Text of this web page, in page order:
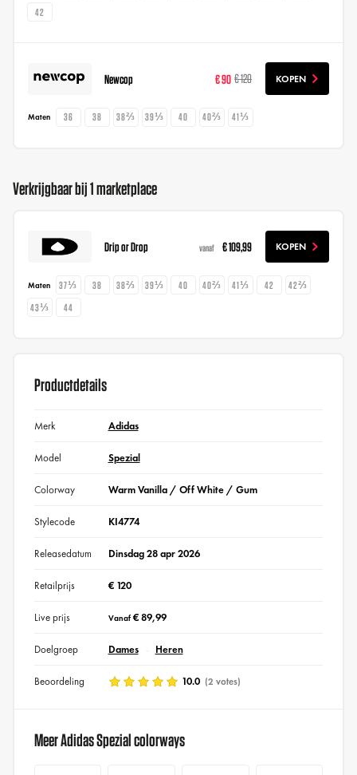
42
Newcop € 90 € 120 KOPEN
Maten 36 38 38⅔ 39⅓ 40 40⅔ 41⅓
Verkrijgbaar bij 1 marketplace
Drip or Drop vanaf € 109,99 KOPEN
Maten 37⅓ 38 38⅔ 39⅓ 40 40⅔ 41⅓ 42
42⅔
43⅓
44
Productdetails
Merk Adidas
Model Spezial
Colorway Warm Vanilla / Off White / Gum
Stylecode KI4774
Releasedatum Dinsdag 28 apr 2026
Retailprijs € 120
Live prijs Vanaf€ 89,99
Doelgroep Dames Heren
Beoordeling 10.0 (2 votes)
Meer Adidas Spezial colorways